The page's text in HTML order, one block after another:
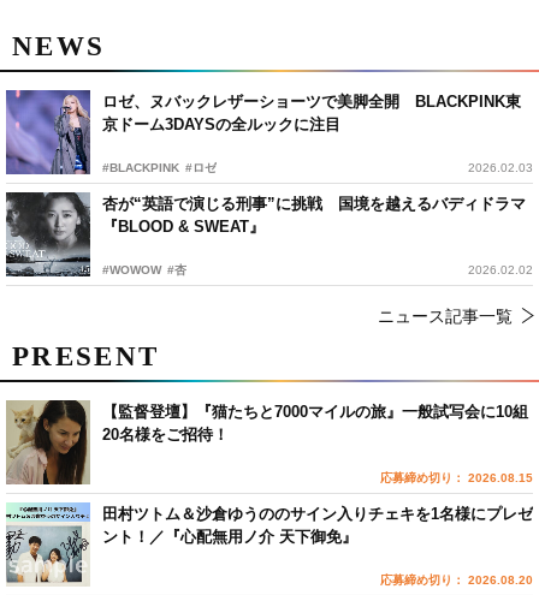
NEWS
ロゼ、ヌバックレザーショーツで美脚全開 BLACKPINK東
京ドーム3DAYSの全ルックに注目
#BLACKPINK #ロゼ 2026.02.03
杏が“英語で演じる刑事”に挑戦 国境を越えるバディドラマ
『BLOOD & SWEAT』
#WOWOW #杏 2026.02.02
ニュース記事一覧
PRESENT
【監督登壇】『猫たちと7000マイルの旅』一般試写会に10組
20名様をご招待！
応募締め切り： 2026.08.15
田村ツトム＆沙倉ゆうののサイン入りチェキを1名様にプレゼ
ント！／『心配無用ノ介 天下御免』
応募締め切り： 2026.08.20